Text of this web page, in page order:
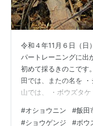
令和４年11月６日（日
パートレーニングに出
初めて採るきのこです
田では、またの名を
山では、 ・ボウズタ
#オショウニン #飯田
#ショウゲンジ #ボウ